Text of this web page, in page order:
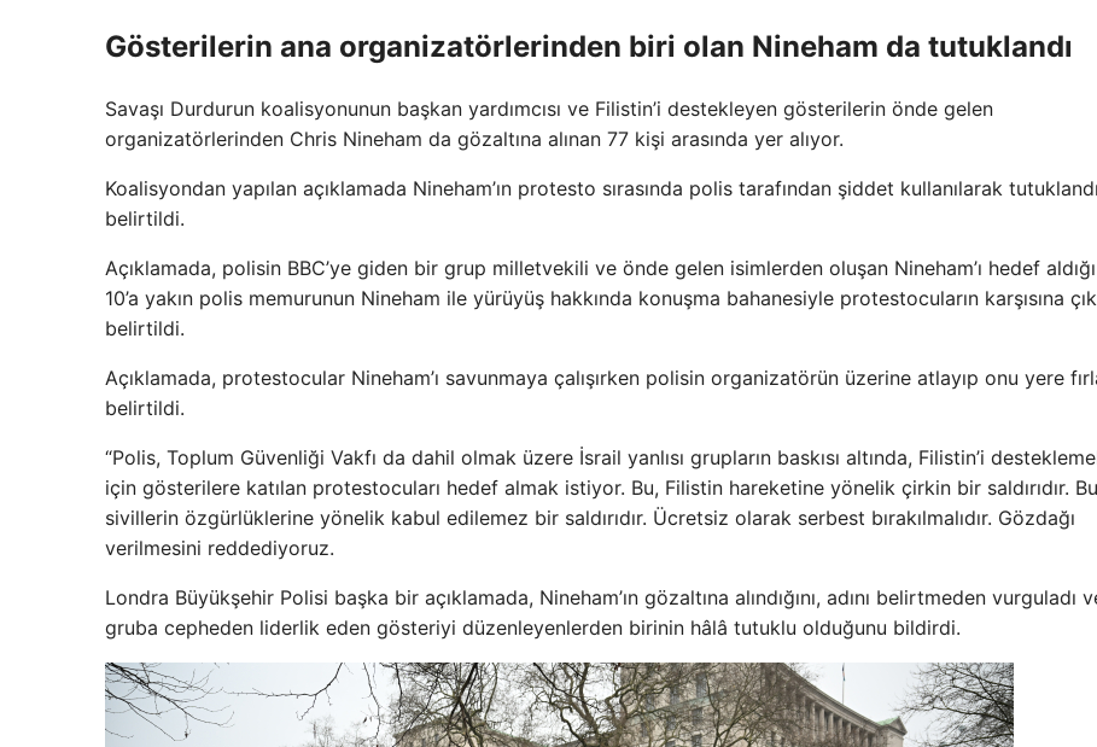
Gösterilerin ana organizatörlerinden biri olan Nineham da tutuklandı
Savaşı Durdurun koalisyonunun başkan yardımcısı ve Filistin’i destekleyen gösterilerin önde gelen
organizatörlerinden Chris Nineham da gözaltına alınan 77 kişi arasında yer alıyor.
Koalisyondan yapılan açıklamada Nineham’ın protesto sırasında polis tarafından şiddet kullanılarak
belirtildi.
Açıklamada, polisin BBC’ye giden bir grup milletvekili ve önde gelen isimlerden oluşan Nineham’ı hedef
10’a yakın polis memurunun Nineham ile yürüyüş hakkında konuşma bahanesiyle protestocuların karşısına
belirtildi.
Açıklamada, protestocular Nineham’ı savunmaya çalışırken polisin organizatörün üzerine atlayıp onu yere
belirtildi.
“Polis, Toplum Güvenliği Vakfı da dahil olmak üzere İsrail yanlısı grupların baskısı altında, Filistin’i
için gösterilere katılan protestocuları hedef almak istiyor. Bu, Filistin hareketine yönelik çirkin bir saldırıdır.
sivillerin özgürlüklerine yönelik kabul edilemez bir saldırıdır. Ücretsiz olarak serbest bırakılmalıdır. Gözdağı
verilmesini reddediyoruz.
Londra Büyükşehir Polisi başka bir açıklamada, Nineham’ın gözaltına alındığını, adını belirtmeden vurguladı
gruba cepheden liderlik eden gösteriyi düzenleyenlerden birinin hâlâ tutuklu olduğunu bildirdi.